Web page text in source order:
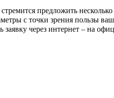
предложить
с точки зрения пользы
через интернет – на